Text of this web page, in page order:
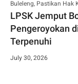
LPSK Jemput
Pengeroyokan
Terpenuhi
July 30, 2026